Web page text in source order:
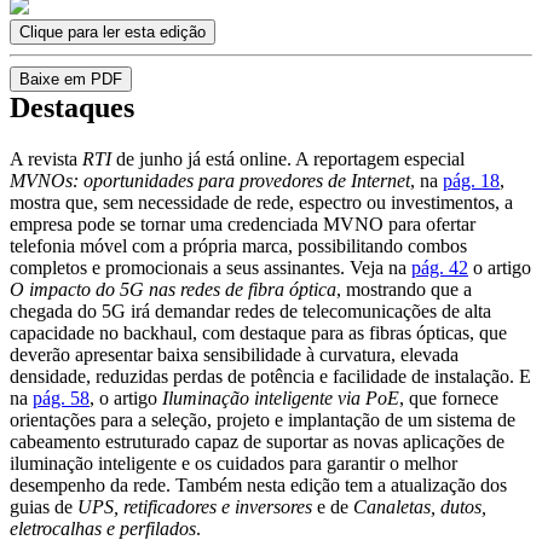
Clique para ler esta edição
Baixe em PDF
Destaques
A revista RTIde junho já está online. A reportagem especial
MVNOs: oportunidades para provedores de Internet, na pág. 18,
mostra que, sem necessidade de rede, espectro ou investimentos, a
empresa pode se tornar uma credenciada MVNO para ofertar
telefonia móvel com a própria marca, possibilitando combos
completos e promocionais a seus assinantes. Veja na pág. 42 o artigo
O impacto do 5G nas redes de fibra óptica, mostrando que a
chegada do 5G irá demandar redes de telecomunicações de alta
capacidade no backhaul, com destaque para as fibras ópticas, que
deverão apresentar baixa sensibilidade à curvatura, elevada
densidade, reduzidas perdas de potência e facilidade de instalação. E
na pág. 58, o artigo Iluminação inteligente via PoE, que fornece
orientações para a seleção, projeto e implantação de um sistema de
cabeamento estruturado capaz de suportar as novas aplicações de
iluminação inteligente e os cuidados para garantir o melhor
desempenho da rede. Também nesta edição tem a atualização dos
guias de UPS, retificadores e inversores e de Canaletas, dutos,
eletrocalhas e perfilados.